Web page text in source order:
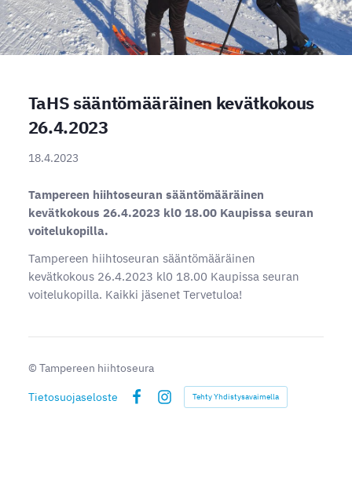
TaHS sääntömääräinen kevätkokous
26.4.2023
18.4.2023
Tampereen hiihtoseuran sääntömääräinen
kevätkokous 26.4.2023 kl0 18.00 Kaupissa seuran
voitelukopilla.
Tampereen hiihtoseuran sääntömääräinen
kevätkokous 26.4.2023 kl0 18.00 Kaupissa seuran
voitelukopilla. Kaikki jäsenet Tervetuloa!
© Tampereen hiihtoseura
Tietosuojaseloste
Instagram
Tehty Yhdistysavaimella